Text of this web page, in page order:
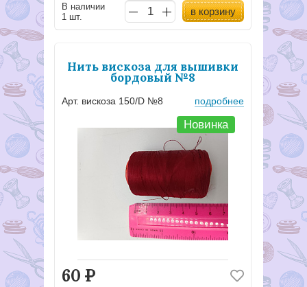
В наличии
1 шт.
в корзину
Нить вискоза для вышивки
бордовый №8
Арт. вискоза 150/D №8 подробнее
Новинка
60 Р